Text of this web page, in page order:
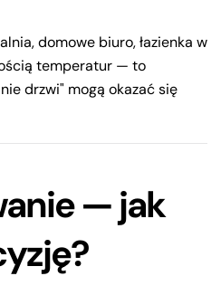
domowe biuro, łazienka w
temperatur — to
drzwi" mogą okazać się
— jak